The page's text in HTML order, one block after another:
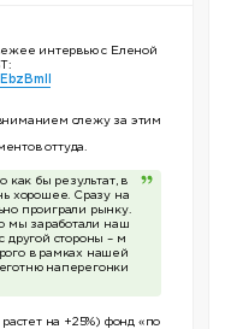
интервью с Еленой
слежу за этим
оттуда.
как бы результат, в
хорошее. Сразу на
проиграли рынку.
мы заработали наш
другой стороны – м
в рамках нашей
наперегонки
на +25%) фонд «по